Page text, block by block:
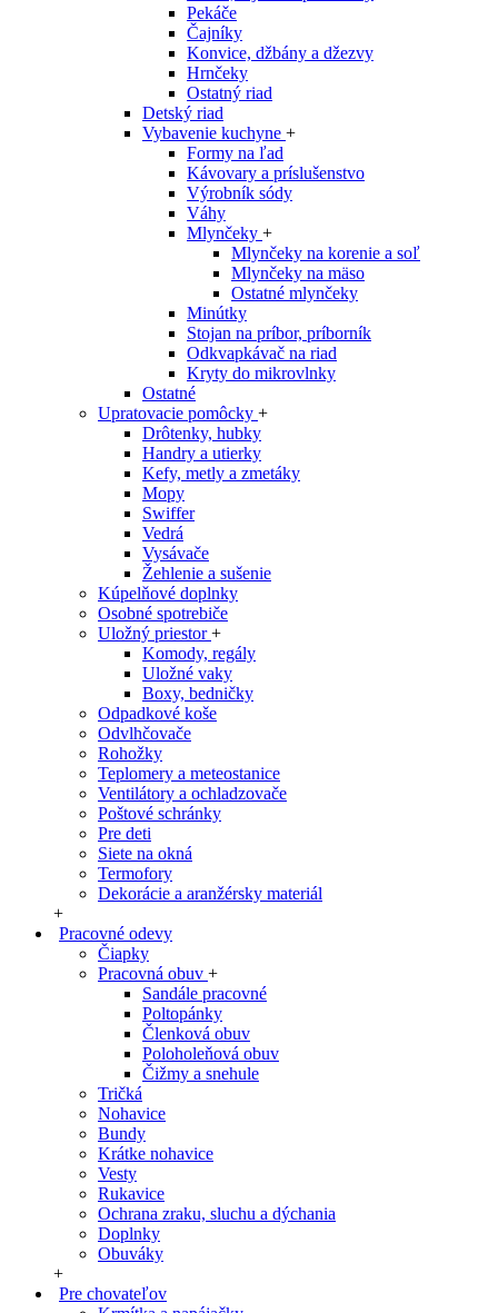
Pekáče
Čajníky
Konvice, džbány a džezvy
Hrnčeky
Ostatný riad
Detský riad
Vybavenie kuchyne +
Formy na ľad
Kávovary a príslušenstvo
Výrobník sódy
Váhy
Mlynčeky +
Mlynčeky na korenie a soľ
Mlynčeky na mäso
Ostatné mlynčeky
Minútky
Stojan na príbor, príborník
Odkvapkávač na riad
Kryty do mikrovlnky
Ostatné
Upratovacie pomôcky +
Drôtenky, hubky
Handry a utierky
Kefy, metly a zmetáky
Mopy
Swiffer
Vedrá
Vysávače
Žehlenie a sušenie
Kúpelňové doplnky
Osobné spotrebiče
Uložný priestor+
Komody, regály
Uložné vaky
Boxy, bedničky
Odpadkové koše
Odvlhčovače
Rohožky
Teplomery a meteostanice
Ventilátory a ochladzovače
Poštové schránky
Pre deti
Siete na okná
Termofory
Dekorácie a aranžérsky materiál
+
Pracovné odevy
Čiapky
Pracovná obuv +
Sandále pracovné
Poltopánky
Členková obuv
Poloholeňová obuv
Čižmy a snehule
Tričká
Nohavice
Bundy
Krátke nohavice
Vesty
Rukavice
Ochrana zraku, sluchu a dýchania
Doplnky
Obuváky
+
Pre chovateľov